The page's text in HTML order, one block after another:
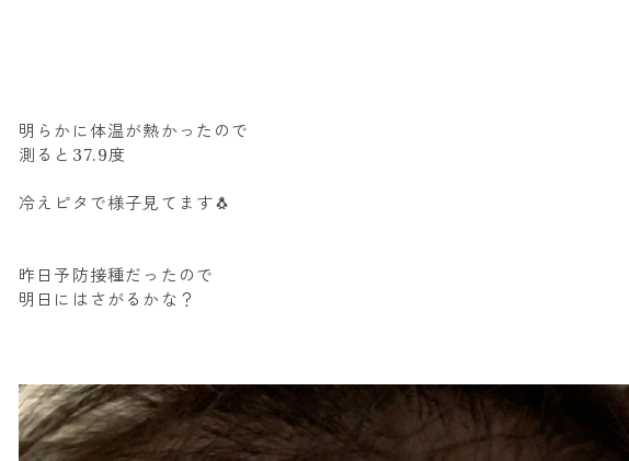
明らかに体温が熱かったので
測ると37.9度
冷えピタで様子見てます🐧
昨日予防接種だったので
明日にはさがるかな？